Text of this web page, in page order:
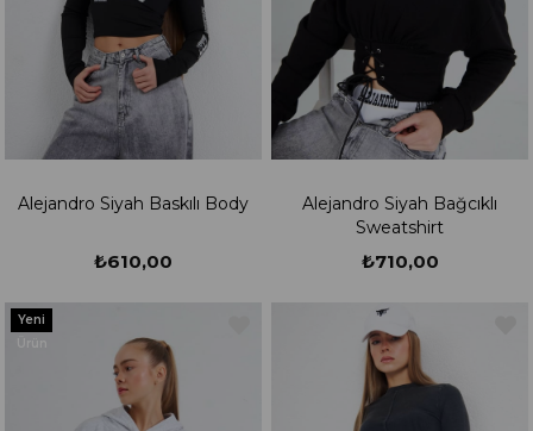
Alejandro Siyah Baskılı Body
₺610,00
Alejandro Siyah Bağcıklı
Sweatshirt
₺710,00
Yeni